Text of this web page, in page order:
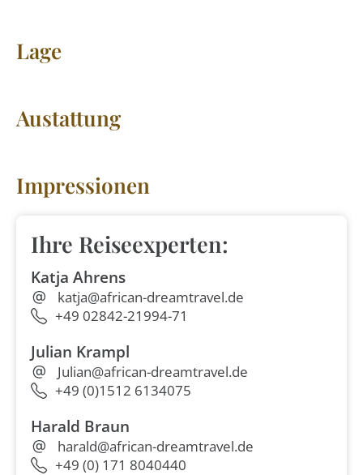
Lage
Austattung
Impressionen
Ihre Reiseexperten:
Katja Ahrens
katja@african-dreamtravel.de
+49 02842-21994-71
Julian Krampl
Julian@african-dreamtravel.de
+49 (0)1512 6134075
Harald Braun
harald@african-dreamtravel.de
+49 (0) 171 8040440